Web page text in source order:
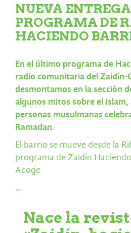
NUEVA
PROGRAMA DE
HACIENDO
En el último programa de
radio comunitaria del Zaidín-
desmontamos en la sección
algunos mitos sobre el Islam,
personas musulmanas
Ramadan.
El barrio se mueve desde la
programa de Zaidín
Acoge
…
Nace la